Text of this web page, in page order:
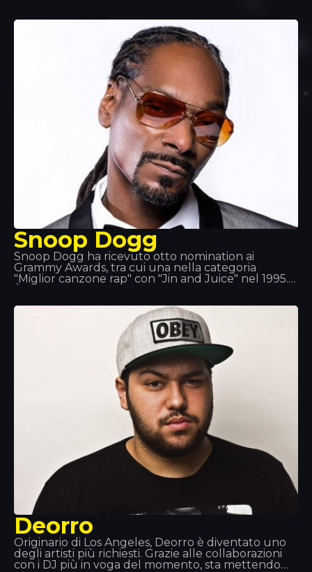
Van Buren aveva già la musica nel sangue, dato
che suo padre ascoltava ogni genere di disco;
inoltre, si è interessato subito alla tecnologia e
all'informatica. Quindi l'abbinamento è stato
Snoop Dogg
Snoop Dogg ha ricevuto otto nomination ai
Grammy Awards, tra cui una nella categoria
"Miglior canzone rap" con "Jin and Juice" nel 1995.
attore e produttore in generi quali g-funk, reggae
Deorro
Originario di Los Angeles, Deorro è diventato uno
degli artisti più richiesti. Grazie alle collaborazioni
con i DJ più in voga del momento, sta mettendo